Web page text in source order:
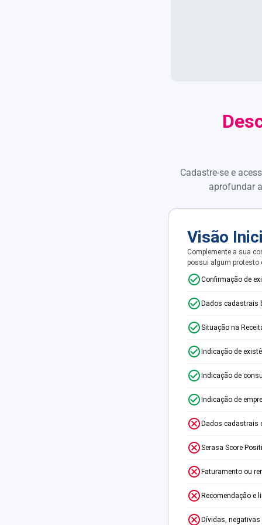
Cadastre-se e
aprofundar
Visão
Complemente a sua
possui algum protesto
Confirmação de
Dados cadastrais
Situação na
Indicação de
Indicação de
Indicação de
Dados cadastrais
Serasa Score
Faturamento ou
Recomendação e
Dívidas, negativas